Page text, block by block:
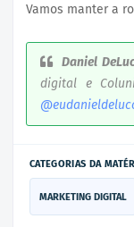
Vamos manter a
Daniel
digital e
CATEGORIAS DA
MARKETING DIGITAL